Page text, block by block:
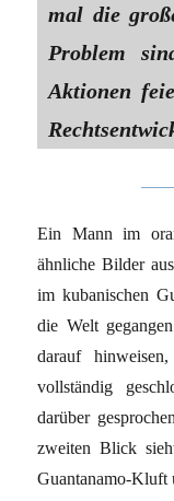
mal die
Problem
Aktionen
Ein Mann im
ähnliche Bilder
im kubanischen
die Welt
darauf
vollständig
darüber
zweiten Blick
Guantanamo-